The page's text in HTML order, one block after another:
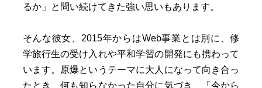
るか」と問い続けてきた強い思いもあります。
そんな彼女、2015年からはWeb事業とは別に、修
学旅行生の受け入れや平和学習の開発にも携わって
います。原爆というテーマに大人になって向き合っ
たとき、何も知らなかった自分に気づき、「今から